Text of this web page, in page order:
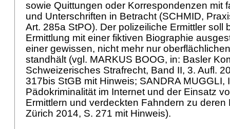
sowie Quittungen oder Korrespondenzen mit
und Unterschriften in Betracht (SCHMID,
Art. 285a StPO). Der polizeiliche Ermittler soll
Ermittlung mit einer fiktiven Biographie
einer gewissen, nicht mehr nur
standhält (vgl. MARKUS BOOG, in: Basler
Schweizerisches Strafrecht, Band II, 3. Aufl.
317bis StGB mit Hinweis; SANDRA MUGGLI,
Pädokriminalität im Internet und der Einsatz
Ermittlern und verdeckten Fahndern zu deren
Zürich 2014, S. 271 mit Hinweis).